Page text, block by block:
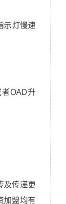
示灯慢速
OAD升
及传递更
加盟均有